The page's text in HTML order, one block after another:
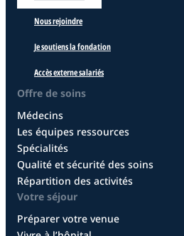
Nous rejoindre
Je soutiens la fondation
Accès externe salariés
Offre de soins
Médecins
Les équipes ressources
Spécialités
Qualité et sécurité des soins
Répartition des activités
Votre séjour
Préparer votre venue